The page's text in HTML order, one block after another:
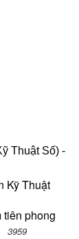
Thuật Số) -
Kỹ Thuật
tiên phong
3959